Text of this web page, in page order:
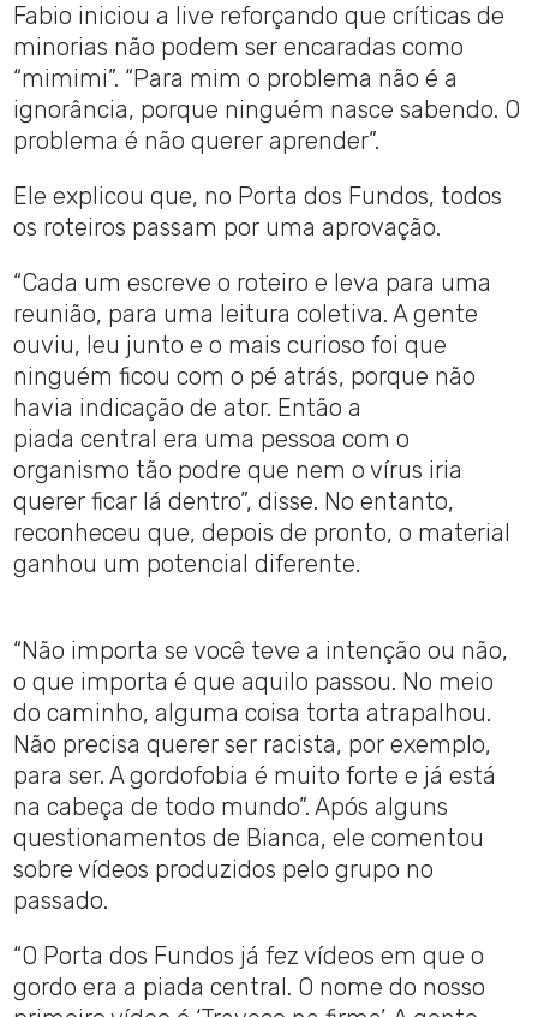
Fabio iniciou a live reforçando que críticas de
minorias não podem ser encaradas como
“mimimi”. “Para mim o problema não é a
ignorância, porque ninguém nasce sabendo. O
problema é não querer aprender”.
Ele explicou que, no Porta dos Fundos, todos
os roteiros passam por uma aprovação.
“Cada um escreve o roteiro e leva para uma
reunião, para uma leitura coletiva. A gente
ouviu, leu junto e o mais curioso foi que
ninguém ficou com o pé atrás, porque não
havia indicação de ator. Então a
piada central era uma pessoa com o
organismo tão podre que nem o vírus iria
querer ficar lá dentro”, disse. No entanto,
reconheceu que, depois de pronto, o material
ganhou um potencial diferente.
“Não importa se você teve a intenção ou não,
o que importa é que aquilo passou. No meio
do caminho, alguma coisa torta atrapalhou.
Não precisa querer ser racista, por exemplo,
para ser. A gordofobia é muito forte e já está
na cabeça de todo mundo”. Após alguns
questionamentos de Bianca, ele comentou
sobre vídeos produzidos pelo grupo no
passado.
“O Porta dos Fundos já fez vídeos em que o
gordo era a piada central. O nome do nosso